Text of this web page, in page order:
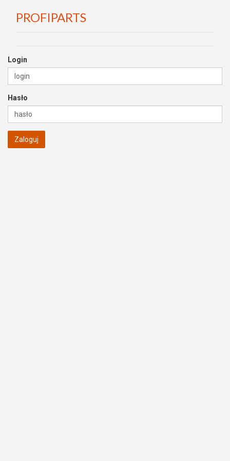
PROFIPARTS
Login
Hasło
Zaloguj